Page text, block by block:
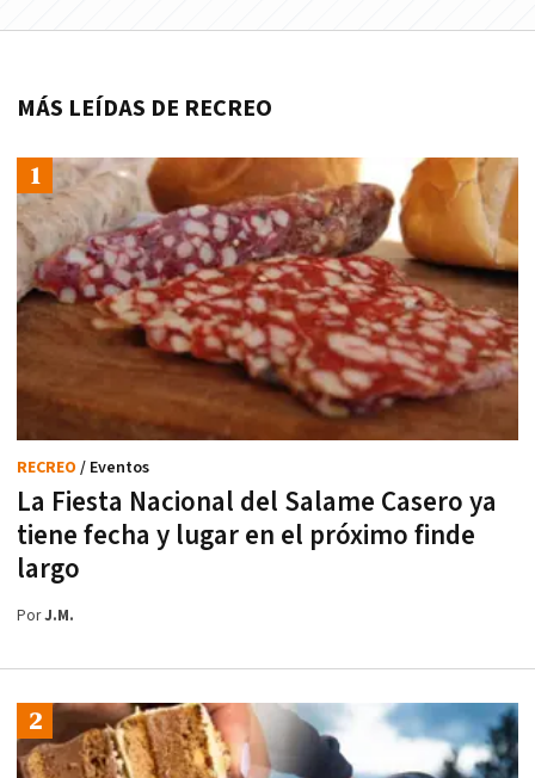
MÁS LEÍDAS DE RECREO
La Fiesta Nacional del Salame Casero ya
tiene fecha y lugar en el próximo finde
largo
RECREO / Eventos
PorJ.M.